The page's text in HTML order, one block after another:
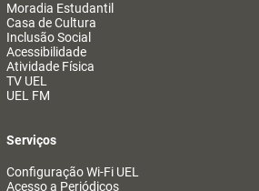
Moradia Estudantil
Casa de Cultura
Inclusão Social
Acessibilidade
Atividade Física
TV UEL
UEL FM
Serviços
Configuração Wi-Fi UEL
Acesso a Periódicos